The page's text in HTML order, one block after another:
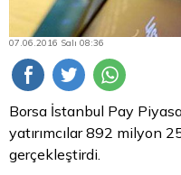
07.06.2016 Salı 08:36
Borsa İstanbul Pay
yatırımcılar 892 milyon
gerçekleştirdi.